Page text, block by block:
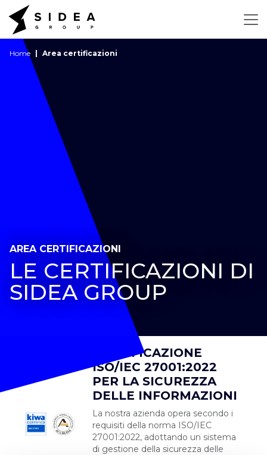
Home Area certificazioni
AREA CERTIFICAZIONI
LE CERTIFICAZIONI DI
SIDEA GROUP
CERTIFICAZIONE
ISO/IEC 27001:2022
PER LA SICUREZZA
DELLE INFORMAZIONI
La nostra azienda opera secondo i
requisiti della norma ISO/IEC
27001:2022, adottando un sistema
di gestione della sicurezza delle